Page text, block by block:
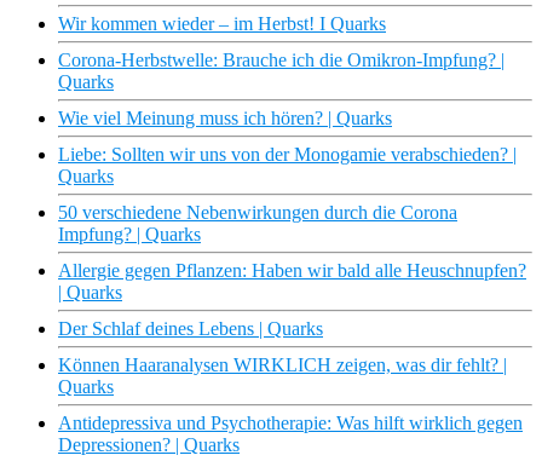
Wir kommen wieder – im Herbst! I Quarks
Corona-Herbstwelle: Brauche ich die Omikron-Impfung? |
Quarks
Wie viel Meinung muss ich hören? | Quarks
Liebe: Sollten wir uns von der Monogamie verabschieden? |
Quarks
50 verschiedene Nebenwirkungen durch die Corona
Impfung? | Quarks
Allergie gegen Pflanzen: Haben wir bald alle Heuschnupfen?
| Quarks
Der Schlaf deines Lebens | Quarks
Können Haaranalysen WIRKLICH zeigen, was dir fehlt? |
Quarks
Antidepressiva und Psychotherapie: Was hilft wirklich gegen
Depressionen? | Quarks